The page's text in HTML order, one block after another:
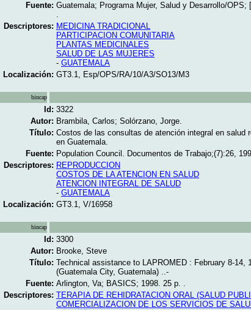
Fuente: Guatemala; Programa Mujer, Salud y Desarrollo/OPS;
.
Descriptores: MEDICINA TRADICIONAL
PARTICIPACION COMUNITARIA
PLANTAS MEDICINALES
SALUD DE LAS MUJERES
- GUATEMALA
Localización: GT3.1, Esp/OPS/RA/10/A3/SO13/M3
bincap
Id: 3322
Autor: Brambila, Carlos; Solórzano, Jorge.
Título: Costos de las consultas de atención integral en salud
en Guatemala.
Fuente: Population Council. Documentos de Trabajo;(7):26,
Descriptores: REPRODUCCION
COSTOS DE LA ATENCION EN SALUD
ATENCION INTEGRAL DE SALUD
- GUATEMALA
Localización: GT3.1, V/16958
bincap
Id: 3300
Autor: Brooke, Steve
Título: Technical assistance to LAPROMED : February 8-14,
(Guatemala City, Guatemala) ..-
Fuente: Arlington, Va; BASICS; 1998. 25 p. .
Descriptores: TERAPIA DE REHIDRATACION ORAL (SALUD
COMERCIALIZACION DE LOS SERVICIOS DE